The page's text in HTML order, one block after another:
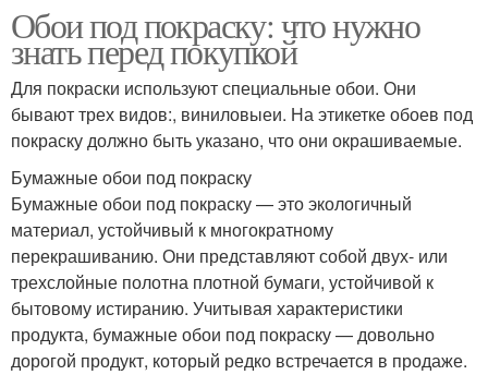
Обои под покраску: что нужно
знать перед покупкой
Для покраски используют специальные обои. Они
бывают трех видов:, виниловыеи. На этикетке обоев под
покраску должно быть указано, что они окрашиваемые.
Бумажные обои под покраску
Бумажные обои под покраску — это экологичный
материал, устойчивый к многократному
перекрашиванию. Они представляют собой двух- или
трехслойные полотна плотной бумаги, устойчивой к
бытовому истиранию. Учитывая характеристики
продукта, бумажные обои под покраску — довольно
дорогой продукт, который редко встречается в продаже.